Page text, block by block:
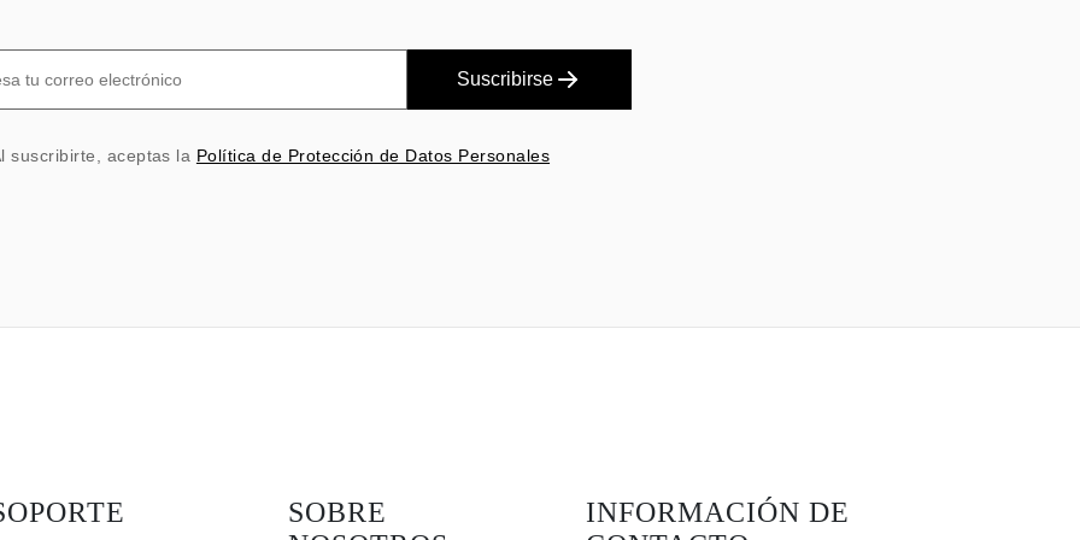
Suscribirse
suscribirte, aceptas la Política de Protección de Datos Personales
SOBRE
INFORMACIÓN DE